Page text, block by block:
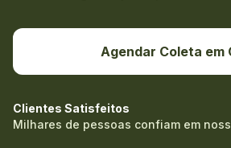
Agendar Coleta em
Clientes Satisfeitos
Milhares de pessoas confiam em